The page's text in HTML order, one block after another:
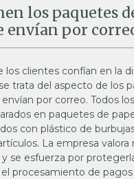
los paquetes
envían por
los clientes confían en la
trata del aspecto de los
por correo. Todos los
en paquetes de
con plástico de
La empresa valora
se esfuerza por
procesamiento de pagos